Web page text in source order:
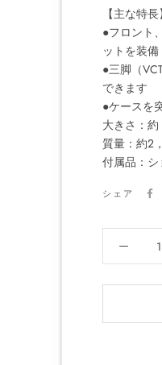
【主な特長】
●フロント
ットを装備
●三脚（
できます
●ケースを
大きさ：
質量：約2
付属品：
シェア